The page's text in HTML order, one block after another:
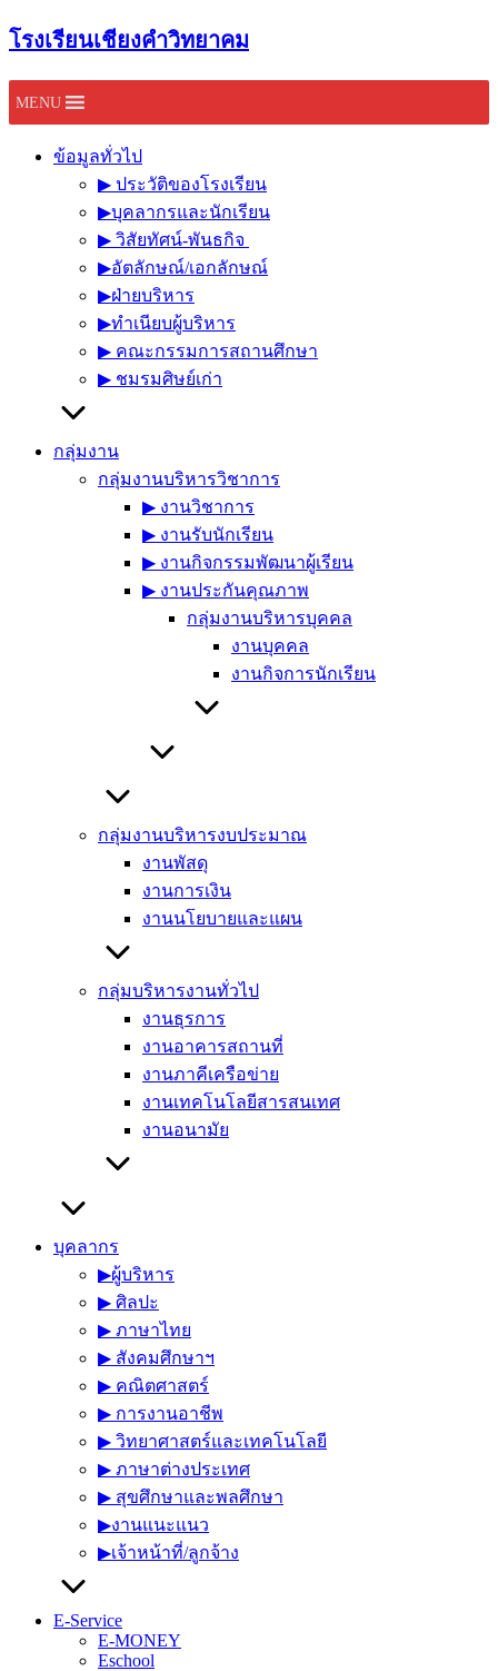
Skip
to
โรงเรียนเชียงคำวิทยาคม
MENU
ข้อมูลทั่วไป
▶︎ ประวัติของโรงเรียน
▶︎บุคลากรและนักเรียน
▶︎ วิสัยทัศน์-พันธกิจ
▶︎อัตลักษณ์/เอกลักษณ์
▶︎ฝ่ายบริหาร
▶︎ทำเนียบผู้บริหาร
▶︎ คณะกรรมการสถานศึกษา
▶︎ ชมรมศิษย์เก่า
กลุ่มงาน
กลุ่มงานบริหารวิชาการ
▶︎ งานวิชาการ
▶︎ งานรับนักเรียน
▶︎ งานกิจกรรมพัฒนาผู้เรียน
▶︎ งานประกันคุณภาพ
กลุ่มงานบริหารบุคคล
งานบุคคล
งานกิจการนักเรียน
กลุ่มงานบริหารงบประมาณ
งานพัสดุ
งานการเงิน
งานนโยบายและแผน
กลุ่มบริหารงานทั่วไป
งานธุรการ
งานอาคารสถานที่
งานภาคีเครือข่าย
งานเทคโนโลยีสารสนเทศ
งานอนามัย
บุคลากร
▶︎ผู้บริหาร
▶︎ ศิลปะ
▶︎ ภาษาไทย
▶︎ สังคมศึกษาฯ
▶︎ คณิตศาสตร์
▶︎ การงานอาชีพ
▶︎ วิทยาศาสตร์และเทคโนโลยี
▶︎ ภาษาต่างประเทศ
▶︎ สุขศึกษาและพลศึกษา
▶︎งานแนะแนว
▶︎เจ้าหน้าที่/ลูกจ้าง
E-Service
E-MONEY
Eschool